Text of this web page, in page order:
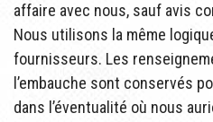
affaire avec nous, sauf avis
Nous utilisons la même
fournisseurs. Les
l’embauche sont conservés
dans l’éventualité où nous